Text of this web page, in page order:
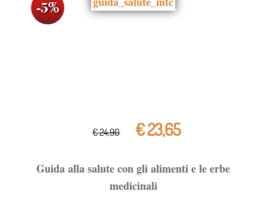
€ 24,90 € 23,65
Guida alla salute con gli alimenti e le erbe
medicinali